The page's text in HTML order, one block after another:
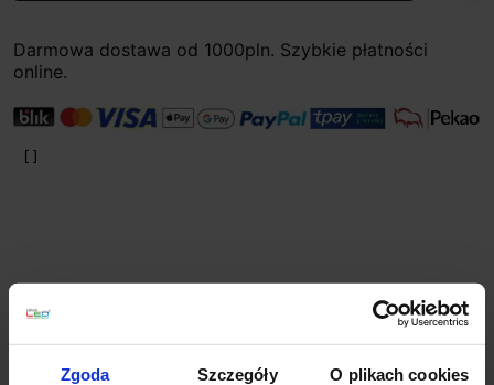
Zgoda Szczegóły O plikach cookies
Darmowa dostawa od 1000pln. Szybkie płatności
online.